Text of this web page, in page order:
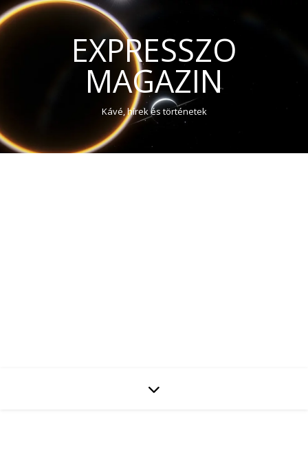
EXPRESSZO
MAGAZIN
Kávé, hírek és történetek